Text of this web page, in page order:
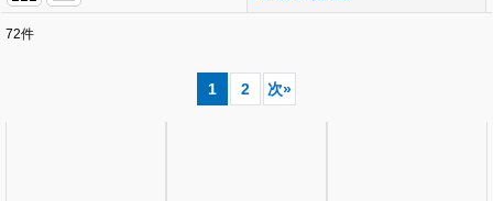
72件
1 2 次»